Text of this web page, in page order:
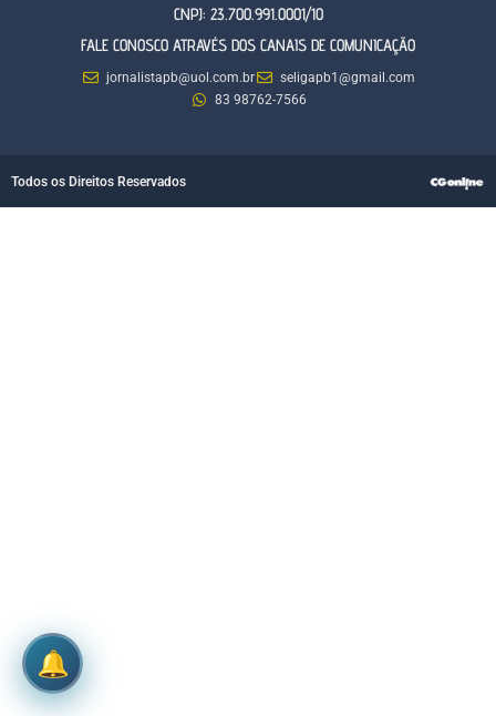
CNPJ: 23.700.991.0001/10
FALE CONOSCO ATRAVÉS DOS CANAIS DE COMUNICAÇÃO
jornalistapb@uol.com.br
seligapb1@gmail.com
83 98762-7566
Todos os Direitos Reservados